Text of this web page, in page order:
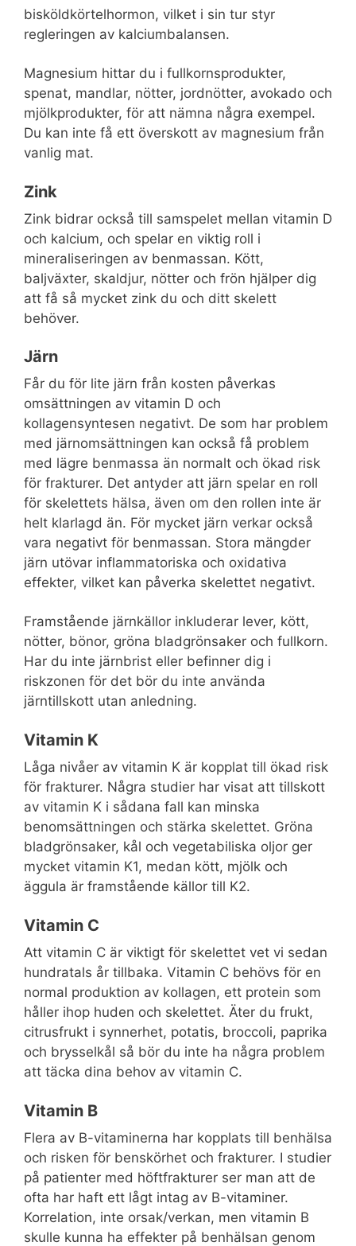
bisköldkörtelhormon, vilket i sin tur styr
regleringen av kalciumbalansen.
Magnesium hittar du i fullkornsprodukter,
spenat, mandlar, nötter, jordnötter, avokado och
mjölkprodukter, för att nämna några exempel.
Du kan inte få ett överskott av magnesium från
vanlig mat.
Zink
Zink bidrar också till samspelet mellan vitamin D
och kalcium, och spelar en viktig roll i
mineraliseringen av benmassan. Kött,
baljväxter, skaldjur, nötter och frön hjälper dig
att få så mycket zink du och ditt skelett
behöver.
Järn
Får du för lite järn från kosten påverkas
omsättningen av vitamin D och
kollagensyntesen negativt. De som har problem
med järnomsättningen kan också få problem
med lägre benmassa än normalt och ökad risk
för frakturer. Det antyder att järn spelar en roll
för skelettets hälsa, även om den rollen inte är
helt klarlagd än. För mycket järn verkar också
vara negativt för benmassan. Stora mängder
järn utövar inflammatoriska och oxidativa
effekter, vilket kan påverka skelettet negativt.
Framstående järnkällor inkluderar lever, kött,
nötter, bönor, gröna bladgrönsaker och fullkorn.
Har du inte järnbrist eller befinner dig i
riskzonen för det bör du inte använda
järntillskott utan anledning.
Vitamin K
Låga nivåer av vitamin K är kopplat till ökad risk
för frakturer. Några studier har visat att tillskott
av vitamin K i sådana fall kan minska
benomsättningen och stärka skelettet. Gröna
bladgrönsaker, kål och vegetabiliska oljor ger
mycket vitamin K1, medan kött, mjölk och
äggula är framstående källor till K2.
Vitamin C
Att vitamin C är viktigt för skelettet vet vi sedan
hundratals år tillbaka. Vitamin C behövs för en
normal produktion av kollagen, ett protein som
håller ihop huden och skelettet. Äter du frukt,
citrusfrukt i synnerhet, potatis, broccoli, paprika
och brysselkål så bör du inte ha några problem
att täcka dina behov av vitamin C.
Vitamin B
Flera av B-vitaminerna har kopplats till benhälsa
och risken för benskörhet och frakturer. I studier
på patienter med höftfrakturer ser man att de
ofta har haft ett lågt intag av B-vitaminer.
Korrelation, inte orsak/verkan, men vitamin B
skulle kunna ha effekter på benhälsan genom